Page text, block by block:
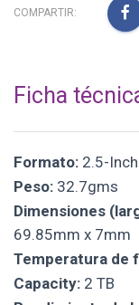
COMPARTIR:
Ficha
Formato: 2.5-Inch
Peso: 32.7gms
Dimensiones
69.85mm x 7mm
Temperatura de
Capacity: 2 TB